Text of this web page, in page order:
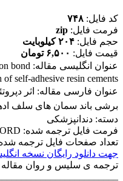
کد فایل: ۷۴۸
فرمت فایل: zip
حجم فایل: ۲۰۴ کیلوبایت
قیمت فایل: ۶,۵۰۰ تومان
عنوان انگلیسی مقاله: bond
of self-adhesive resin cements
عنوان فارسی مقاله: اثر
برشی باند سمان های سلف
دسته: دندانپزشکی
فرمت فایل ترجمه شده: WORD (قابل ویرایش)
تعداد صفحات فایل ترجمه شده:
جهت دانلود رایگان نسخه
ترجمه ی سلیس و روان مقاله